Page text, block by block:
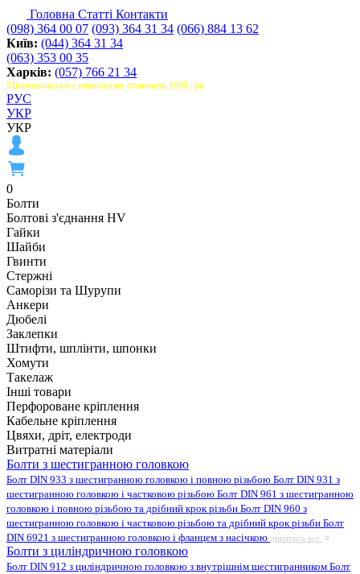
Головна Статті Контакти
(098) 364 00 07 (093) 364 31 34 (066) 884 13 62
Київ: (044) 364 31 34
(063) 353 00 35
Харків: (057) 766 21 34
Мінімальна сума замовлення становить 1000 грн
РУС
УКР
УКР
0
Болти
Болтові з'єднання HV
Гайки
Шайби
Гвинти
Стержні
Саморізи та Шурупи
Анкери
Дюбелі
Заклепки
Штифти, шплінти, шпонки
Хомути
Такелаж
Інші товари
Перфороване кріплення
Кабельне кріплення
Цвяхи, дріт, електроди
Витратні матеріали
Болти з шестигранною головкою
Болт DIN 933 з шестигранною головкою і повною різьбою Болт DIN 931 з
шестигранною головкою і частковою різьбою Болт DIN 961 з шестигранною
головкою і повною різьбою та дрібний крок різьби Болт DIN 960 з
шестигранною головкою і частковою різьбою та дрібний крок різьби Болт
DIN 6921 з шестигранною головкою і фланцем з насічкою дивитись все
Болти з циліндричною головкою
Болт DIN 912 з циліндричною головкою з внутрішнім шестигранником Болт